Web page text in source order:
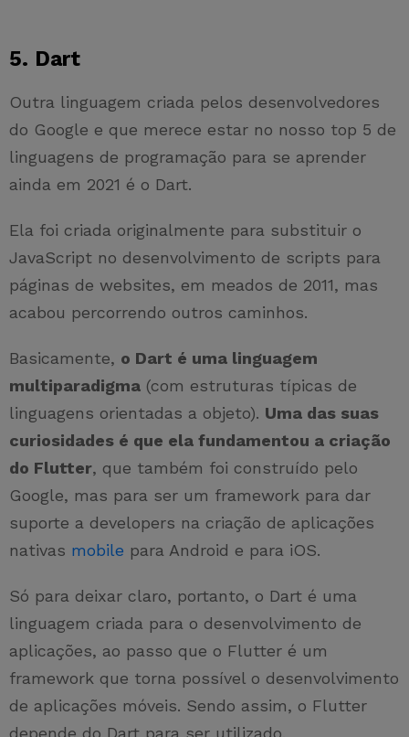
5. Dart
Outra linguagem criada pelos desenvolvedores
do Google e que merece estar no nosso top 5 de
linguagens de programação para se aprender
ainda em 2021 é o Dart.
Ela foi criada originalmente para substituir o
JavaScript no desenvolvimento de scripts para
páginas de websites, em meados de 2011, mas
acabou percorrendo outros caminhos.
Basicamente, o Dart é uma linguagem
multiparadigma (com estruturas típicas de
linguagens orientadas a objeto). Uma das suas
curiosidades é que ela fundamentou a criação
do Flutter, que também foi construído pelo
Google, mas para ser um framework para dar
suporte a developers na criação de aplicações
nativas mobile para Android e para iOS.
Só para deixar claro, portanto, o Dart é uma
linguagem criada para o desenvolvimento de
aplicações, ao passo que o Flutter é um
framework que torna possível o desenvolvimento
de aplicações móveis. Sendo assim, o Flutter
depende do Dart para ser utilizado.